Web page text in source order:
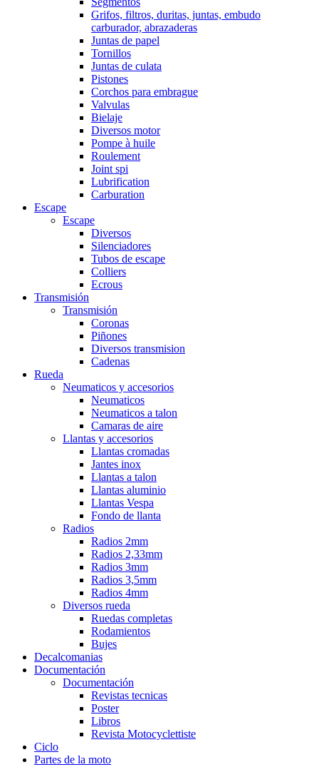
Grifos, filtros, duritas, juntas, embudo
carburador, abrazaderas
Juntas de papel
Tornillos
Juntas de culata
Pistones
Corchos para embrague
Valvulas
Bielaje
Diversos motor
Pompe à huile
Roulement
Joint spi
Lubrification
Carburation
Escape
Escape
Diversos
Silenciadores
Tubos de escape
Colliers
Ecrous
Transmisión
Transmisión
Coronas
Piñones
Diversos transmision
Cadenas
Rueda
Neumaticos y accesorios
Neumaticos
Neumaticos a talon
Camaras de aire
Llantas y accesorios
Llantas cromadas
Jantes inox
Llantas a talon
Llantas aluminio
Llantas Vespa
Fondo de llanta
Radios
Radios 2mm
Radios 2,33mm
Radios 3mm
Radios 3,5mm
Radios 4mm
Diversos rueda
Ruedas completas
Rodamientos
Bujes
Decalcomanias
Documentación
Documentación
Revistas tecnicas
Poster
Libros
Revista Motocyclettiste
Ciclo
Partes de la moto